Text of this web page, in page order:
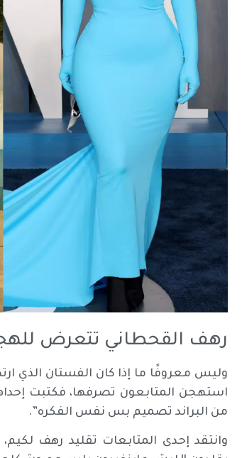
رهف القحطاني تتعرض
وليس معروفًا ما إذا كان الفستان الذي
استهجن المتابعون تصرفها، فكتبت
من البراند تصميم بس نفس الفكره”.
وانتقد إحدى المتابعات تقليد رهف